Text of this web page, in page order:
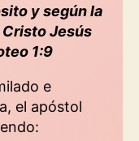
y según la
Cristo Jesús
1:9
e
el apóstol